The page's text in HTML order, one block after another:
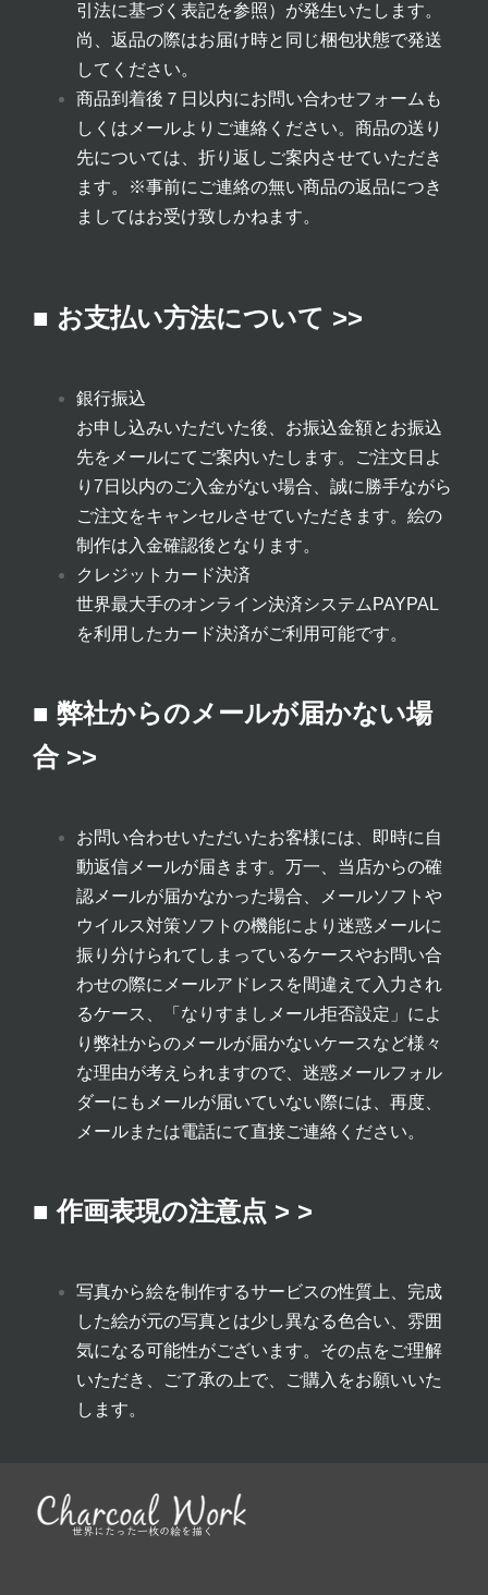
引法に基づく表記を参照）が発生いたします。
尚、返品の際はお届け時と同じ梱包状態で発送
してください。
商品到着後７日以内にお問い合わせフォームも
しくはメールよりご連絡ください。商品の送り
先については、折り返しご案内させていただき
ます。
※事前にご連絡の無い商品の返品につき
ましてはお受け致しかねます。
■ お支払い方法について >>
銀行振込
お申し込みいただいた後、お振込金額とお振込
先をメールにてご案内いたします。ご注文日よ
り7日以内のご入金がない場合、誠に勝手ながら
ご注文をキャンセルさせていただきます。絵の
制作は入金確認後となります。
クレジットカード決済
世界最大手のオンライン決済システムPAYPAL
を利用したカード決済がご利用可能です。
■ 弊社からのメールが届かない場
合 >>
お問い合わせいただいたお客様には、即時に自
動返信メールが届きます。万一、当店からの確
認メールが届かなかった場合、メールソフトや
ウイルス対策ソフトの機能により迷惑メールに
振り分けられてしまっているケースやお問い合
わせの際にメールアドレスを間違えて入力され
るケース、「なりすましメール拒否設定」によ
り弊社からのメールが届かないケースなど様々
な理由が考えられますので、迷惑メールフォル
ダーにもメールが届いていない際には、再度、
メールまたは電話にて直接ご連絡ください。
■ 作画表現の注意点 > >
写真から絵を制作するサービスの性質上、完成
した絵が元の写真とは少し異なる色合い、雰囲
気になる可能性がございます。その点をご理解
いただき、ご了承の上で、ご購入をお願いいた
します。